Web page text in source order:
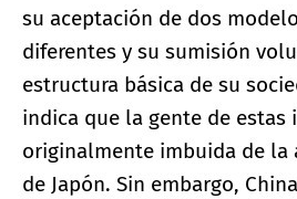
su aceptación de dos
diferentes y su sumisión
estructura básica de su
indica que la gente de estas
originalmente imbuida de la
de Japón. Sin embargo,